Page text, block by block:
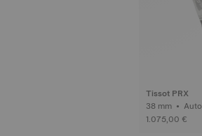
Tissot PRX
38 mm • Automatico • Acciaio dama
scato
1.075,00 €